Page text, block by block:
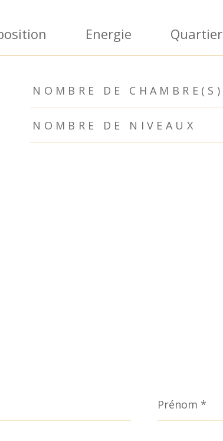
Energie Quartier
NOMBRE DE CHAMBRE(S)
NOMBRE DE NIVEAUX
Prénom
*